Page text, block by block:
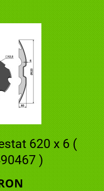
620 x 6 (
)